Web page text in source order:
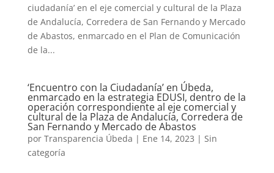
ciudadanía’ en el eje comercial y cultural de la Plaza
de Andalucía, Corredera de San Fernando y Mercado
de Abastos, enmarcado en el Plan de Comunicación
de la...
‘Encuentro con la Ciudadanía’ en Úbeda,
enmarcado en la estrategia EDUSI, dentro de la
operación correspondiente al eje comercial y
cultural de la Plaza de Andalucía, Corredera de
San Fernando y Mercado de Abastos
por Transparencia Úbeda | Ene 14, 2023 | Sin
categoría